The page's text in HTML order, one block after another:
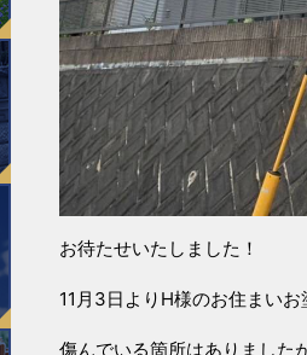
お待たせいたしました！
11月3日よりH様のお住まい
傷んでいる箇所はありました